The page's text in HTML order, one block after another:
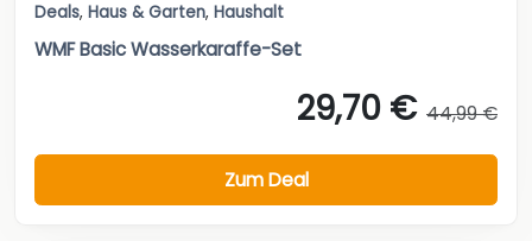
Deals, Haus & Garten, Haushalt
WMF Basic Wasserkaraffe-Set
29,70 € 44,99 €
Zum Deal